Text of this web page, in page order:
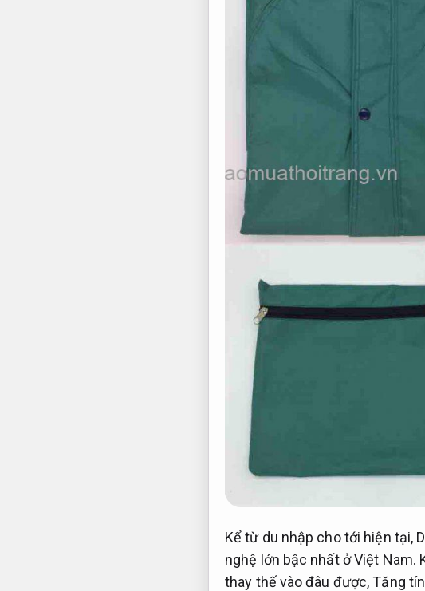
Kể từ du nhập cho tới hiện tại,
nghệ lớn bậc nhất ở Việt Nam.
thay thế vào đâu được,Tăng